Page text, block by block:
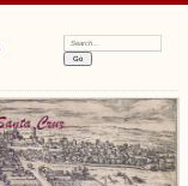
Search: